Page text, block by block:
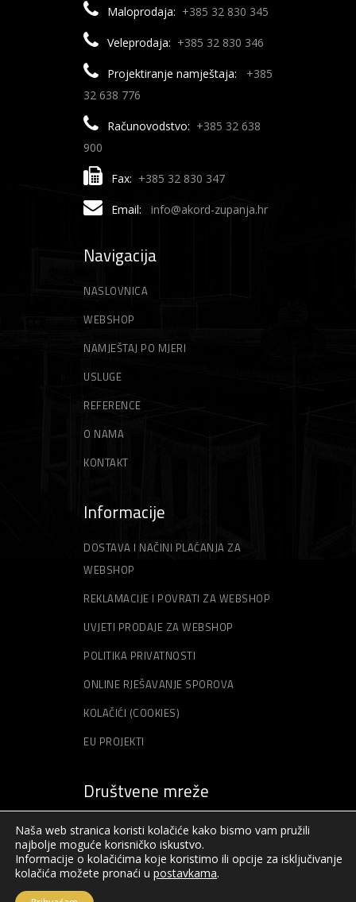
Maloprodaja: +385 32 830 345
Veleprodaja: +385 32 830 346
Projektiranje namještaja:
+385
32 638 776
Računovodstvo: +385 32 638
900
Fax: +385 32 830 347
Email: info@akord-zupanja.hr
Navigacija
NASLOVNICA
WEBSHOP
NAMJEŠTAJ PO MJERI
USLUGE
REFERENCE
O NAMA
KONTAKT
Informacije
DOSTAVA I NAČINI PLAĆANJA ZA
WEBSHOP
REKLAMACIJE I POVRATI ZA WEBSHOP
UVJETI PRODAJE ZA WEBSHOP
POLITIKA PRIVATNOSTI
ONLINE RJEŠAVANJE SPOROVA
KOLAČIĆI (COOKIES)
EU PROJEKTI
Društvene mreže
Naša web stranica koristi kolačiće kako bismo vam pružili
najbolje moguće korisničko iskustvo.
Informacije o kolačićima koje koristimo ili opcije za isključivanje
kolačića možete pronaći u postavkama.